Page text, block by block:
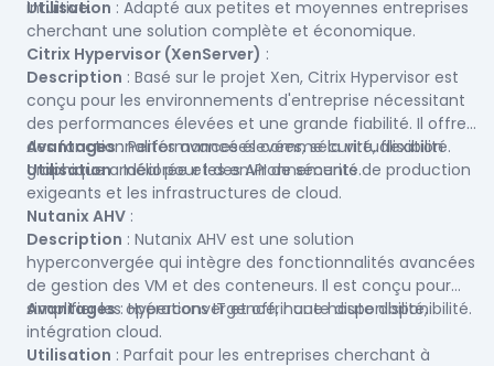
intuitive.
Utilisation : Adapté aux petites et moyennes entreprises
cherchant une solution complète et économique.
Citrix Hypervisor (XenServer) :
Description : Basé sur le projet Xen, Citrix Hypervisor est
conçu pour les environnements d'entreprise nécessitant
des performances élevées et une grande fiabilité. Il offre
des fonctionnalités avancées comme la virtualisation
graphique améliorée et des API de sécurité.
Avantages: Performances élevées, sécurité, flexibilité.
Utilisation: Idéal pour les environnements de production
exigeants et les infrastructures de cloud.
Nutanix AHV :
Description : Nutanix AHV est une solution
hyperconvergée qui intègre des fonctionnalités avancées
de gestion des VM et des conteneurs. Il est conçu pour
simplifier les opérations IT et offrir une haute disponibilité.
Avantages: Hyperconvergence, haute disponibilité,
intégration cloud.
Utilisation : Parfait pour les entreprises cherchant à